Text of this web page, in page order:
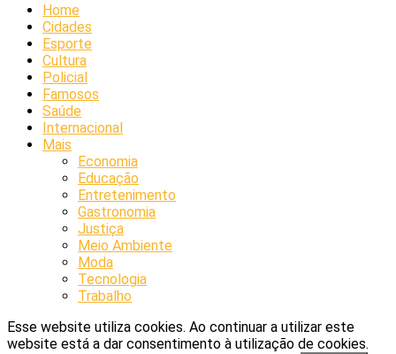
Home
Cidades
Esporte
Cultura
Policial
Famosos
Saúde
Internacional
Mais
Economia
Educação
Entretenimento
Gastronomia
Justiça
Meio Ambiente
Moda
Tecnologia
Trabalho
Esse website utiliza cookies. Ao continuar a utilizar este
website está a dar consentimento à utilização de cookies.